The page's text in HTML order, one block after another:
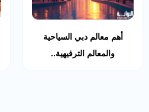
أهم معالم دبي السياحية
والمعالم الترفيهية..